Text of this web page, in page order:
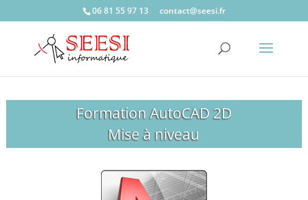
06 81 55 97 13 rf.is
ees@t
catno
c
Formation AutoCAD 2D
Mise à niveau